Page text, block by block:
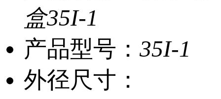
盒35I-1
产品型号： 35I-1
外径尺寸：